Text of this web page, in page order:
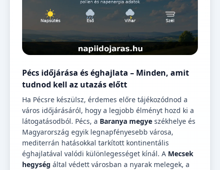
Pécs időjárása és éghajlata – Minden, amit
tudnod kell az utazás előtt
Ha Pécsre készülsz, érdemes előre tájékozódnod a
város időjárásáról, hogy a legjobb élményt hozd ki a
látogatásodból. Pécs, a Baranya megye székhelye és
Magyarország egyik legnapfényesebb városa,
mediterrán hatásokkal tarkított kontinentális
éghajlatával valódi különlegességet kínál. A Mecsek
hegység által védett városban a nyarak melegek, a